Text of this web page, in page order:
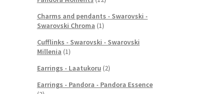
Charms and pendants - Swarovski -
Swarovski Chroma (1)
Cufflinks - Swarovski - Swarovski
Millenia (1)
Earrings - Laatukoru (2)
Earrings - Pandora - Pandora Essence